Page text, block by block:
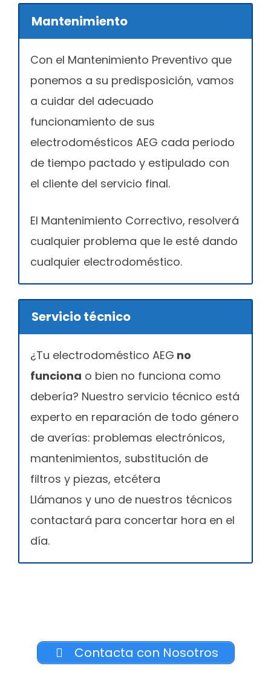
Mantenimiento
Con el Mantenimiento Preventivo que
ponemos a su predisposición, vamos
a cuidar del adecuado
funcionamiento de sus
electrodomésticos AEG cada periodo
de tiempo pactado y estipulado con
el cliente del servicio final.
El Mantenimiento Correctivo, resolverá
cualquier problema que le esté dando
cualquier electrodoméstico.
Servicio técnico
¿Tu electrodoméstico AEG no
funciona o bien no funciona como
debería? Nuestro servicio técnico está
experto en reparación de todo género
de averías: problemas electrónicos,
mantenimientos, substitución de
filtros y piezas, etcétera
Llámanos y uno de nuestros técnicos
contactará para concertar hora en el
día.
Contacta con Nosotros